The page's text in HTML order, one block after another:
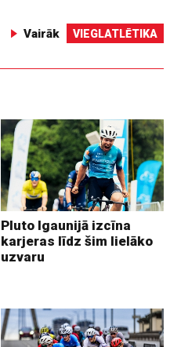
Vairāk VIEGLATLĒTIKA
Pluto Igaunijā izcīna
karjeras līdz šim lielāko
uzvaru